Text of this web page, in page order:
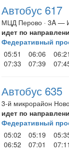
Автобус 617
МЦД Перово · 3A —
идет по
Федеративный
05:51
06:06 06:21
07:33
07:39
Автобус 635
3-й микрорайон
идет по
Федеративный
05:02
05:19
06:52
07:01 07:11